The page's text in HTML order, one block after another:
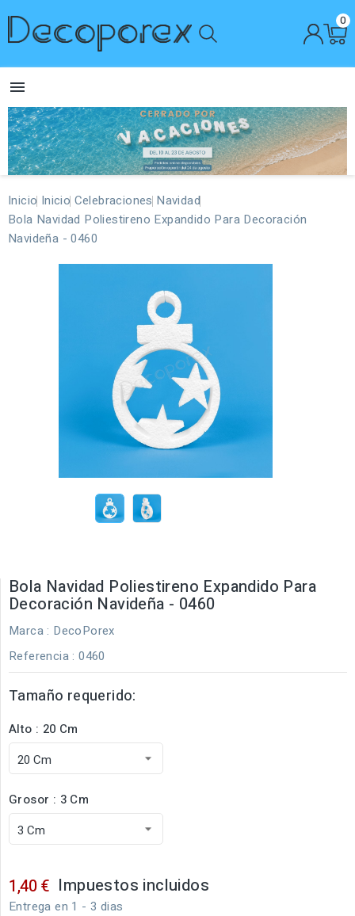
0

Inicio Inicio Celebraciones Navidad
Bola Navidad Poliestireno Expandido Para Decoración
Navideña - 0460
Bola Navidad Poliestireno Expandido Para
Decoración Navideña - 0460
Marca : DecoPorex
Referencia : 0460
Tamaño requerido:
Alto : 20 Cm
Grosor : 3 Cm
1,40 € Impuestos incluidos
Entrega en 1 - 3 dias